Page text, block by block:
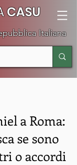
CASU
Italiana
a Roma:
se sono
o accordi